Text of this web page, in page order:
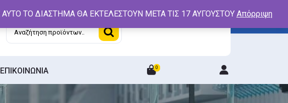
Αναζήτηση
ΕΠΙΚΟΙΝΩΝΙΑ 0
/
Register
ΑΥΤΟ ΤΟ ΔΙΑΣΤΗΜΑ ΘΑ ΕΚΤΕΛΕΣΤΟΥΝ ΜΕΤΑ ΤΙΣ 17 ΑΥΓΟΥΣΤΟΥ Απόρριψη